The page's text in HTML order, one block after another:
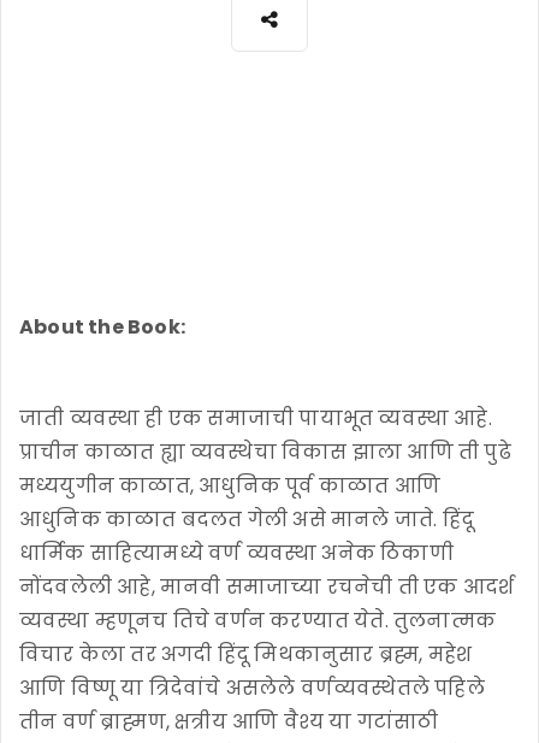
About the Book:
जाती व्यवस्था ही एक समाजाची पायाभूत व्यवस्था आहे.
प्राचीन काळात ह्या व्यवस्थेचा विकास झाला आणि ती पुढे
मध्ययुगीन काळात, आधुनिक पूर्व काळात आणि
आधुनिक काळात बदलत गेली असे मानले जाते. हिंदू
धार्मिक साहित्यामध्ये वर्ण व्यवस्था अनेक ठिकाणी
नोंदवलेली आहे, मानवी समाजाच्या रचनेची ती एक आदर्श
व्यवस्था म्हणूनच तिचे वर्णन करण्यात येते. तुलनात्मक
विचार केला तर अगदी हिंदू मिथकानुसार ब्रह्म, महेश
आणि विष्णू या त्रिदेवांचे असलेले वर्णव्यवस्थेतले पहिले
तीन वर्ण ब्राह्मण, क्षत्रीय आणि वैश्य या गटांसाठी